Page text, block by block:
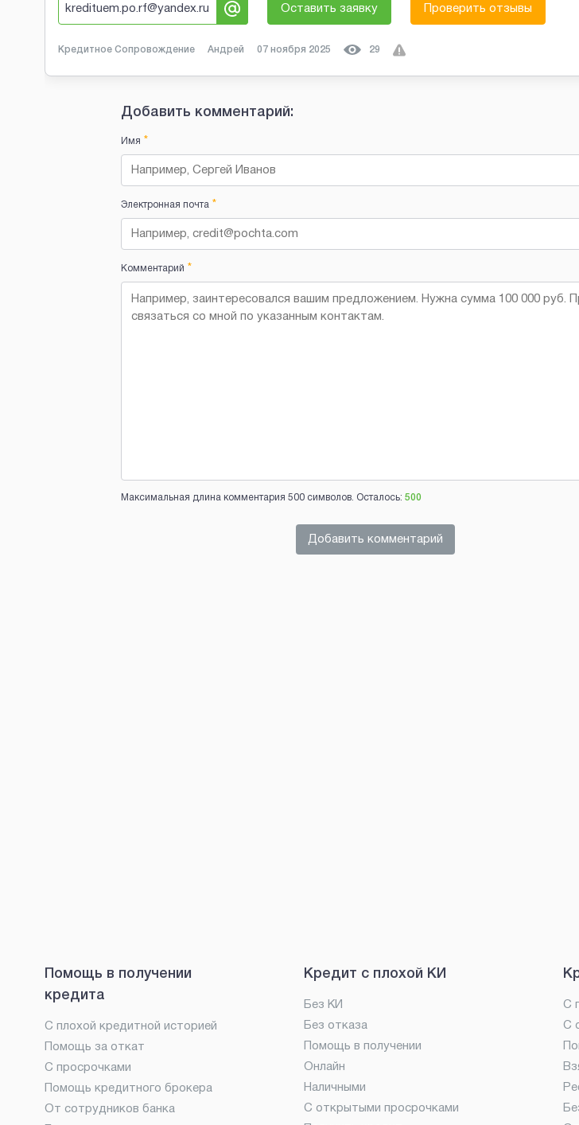
kredituem.po.rf@yandex.ru Оставить заявку Проверить отзывы
Кредитное Сопровождение Андрей 07 ноября 2025 29
Добавить комментарий:
Имя *
Электронная почта*
Комментарий *
Максимальная длина комментария 500 символов. Осталось: 500
Добавить комментарий
Помощь в получении
кредита
С плохой кредитной историей
Помощь за откат
С просрочками
Помощь кредитного брокера
От сотрудников банка
Кредит с плохой КИ
Без КИ
Без отказа
Помощь в получении
Онлайн
Наличными
С открытыми просрочками
С
С